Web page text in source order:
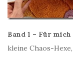
Band 1 – Für
kleine Chaos-